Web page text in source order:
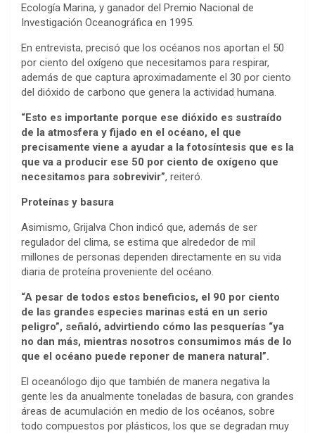
Ecología Marina, y ganador del Premio Nacional de
Investigación Oceanográfica en 1995.
En entrevista, precisó que los océanos nos aportan el 50
por ciento del oxígeno que necesitamos para respirar,
además de que captura aproximadamente el 30 por ciento
del dióxido de carbono que genera la actividad humana.
“Esto es importante porque ese dióxido es sustraído
de la atmosfera y fijado en el océano, el que
precisamente viene a ayudar a la fotosíntesis que es la
que va a producir ese 50 por ciento de oxígeno que
necesitamos para sobrevivir”, reiteró.
Proteínas y basura
Asimismo, Grijalva Chon indicó que, además de ser
regulador del clima, se estima que alrededor de mil
millones de personas dependen directamente en su vida
diaria de proteína proveniente del océano.
“A pesar de todos estos beneficios, el 90 por ciento
de las grandes especies marinas está en un serio
peligro”, señaló, advirtiendo cómo las pesquerías “ya
no dan más, mientras nosotros consumimos más de lo
que el océano puede reponer de manera natural”.
El oceanólogo dijo que también de manera negativa la
gente les da anualmente toneladas de basura, con grandes
áreas de acumulación en medio de los océanos, sobre
todo compuestos por plásticos, los que se degradan muy